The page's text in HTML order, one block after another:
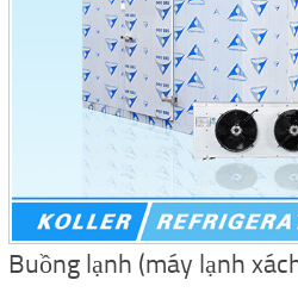
Buồng lạnh (máy lạnh